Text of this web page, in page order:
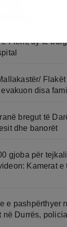
Fierit, dy të
disa
bregut të
dhe banorët
gjoba për
Kamerat e
e pashpërthyer
në Durrës,